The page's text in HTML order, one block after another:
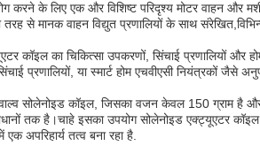
करने के लिए एक और विशिष्ट परिदृश्य मोटर वाहन और
से मानक वाहन विद्युत प्रणालियों के साथ
कॉइल का चिकित्सा उपकरणों, सिंचाई प्रणालियों और
प्रणालियों, या स्मार्ट होम एचवीएसी नियंत्रकों
सोलेनोइड कॉइल, जिसका वजन केवल 150 ग्राम है
तक है।चाहे इसका उपयोग सोलेनोइड एक्ट्यूएटर
अपरिहार्य तत्व बना रहा है.